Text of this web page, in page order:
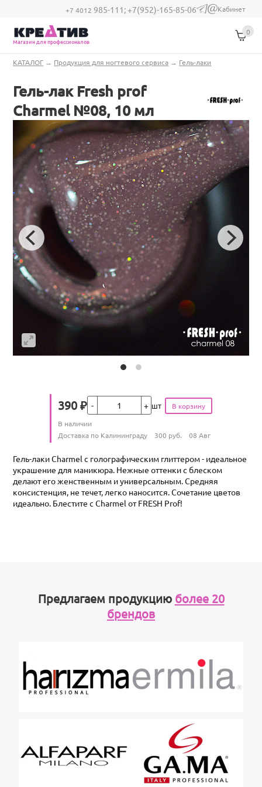
Перейти к основному содержанию
+7 4012 985-111;+7(952)-165-85-06
(link sends e-
Кабинет
Магазин для профессионалов
0
Вы здесь
КАТАЛОГ → Продукция для ногтевого сервиса → Гель-лаки
Гель-лак Fresh prof
Charmel №08, 10 мл
Цена
390 ₽Кол-во шт
Количество
В наличии
Условия доставки
Доставка по Калининграду 300 руб. 08 Авг
Гель-лаки Charmel с голографическим глиттером - идеальное
украшение для маникюра. Нежные оттенки с блеском
делают его женственным и универсальным. Средняя
консистенция, не течет, легко наносится. Сочетание цветов
идеально. Блестите с Charmel от FRESH Prof!
Предлагаем продукцию более 20
брендов